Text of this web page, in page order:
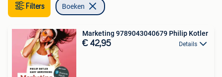
Filters Boeken
Marketing 9789043040679 Philip Kotler
€ 42,95 Details